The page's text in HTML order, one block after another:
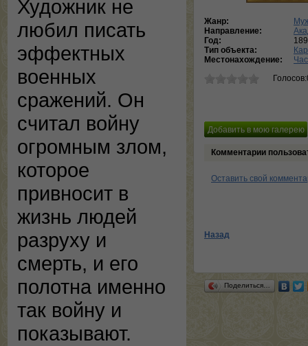
Художник не
любил писать
эффектных
военных
сражений. Он
считал войну
огромным злом,
которое
привносит в
жизнь людей
разруху и
смерть, и его
полотна именно
так войну и
показывают.
Жанр:
Направление:
Год:
Тип объекта:
Местонахождение:
Комментарии
Оставить свой
Назад
Поделиться…